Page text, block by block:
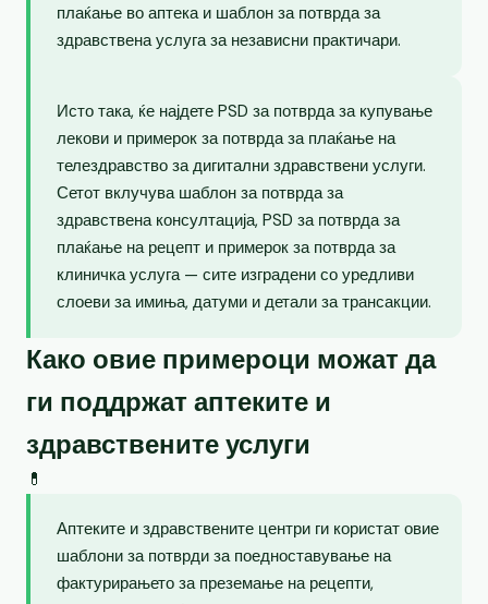
плаќање во аптека и шаблон за потврда за
здравствена услуга за независни практичари.
Исто така, ќе најдете PSD за потврда за купување
лекови и примерок за потврда за плаќање на
телездравство за дигитални здравствени услуги.
Сетот вклучува шаблон за потврда за
здравствена консултација, PSD за потврда за
плаќање на рецепт и примерок за потврда за
клиничка услуга — сите изградени со уредливи
слоеви за имиња, датуми и детали за трансакции.
Како овие примероци можат да
ги поддржат аптеките и
здравствените услуги
💊
Аптеките и здравствените центри ги користат овие
шаблони за потврди за поедноставување на
фактурирањето за преземање на рецепти,